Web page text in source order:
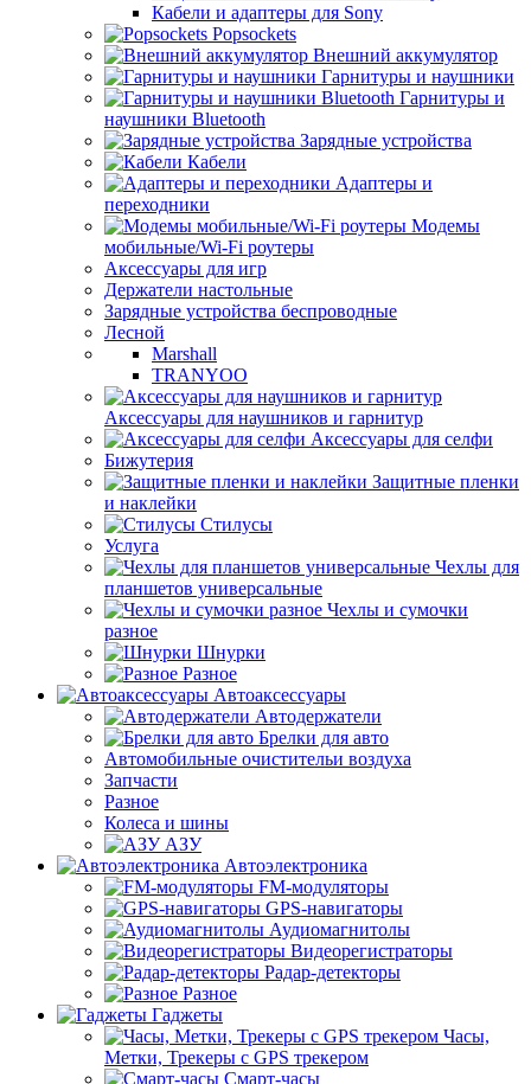
Кабели и адаптеры для Sony
Popsockets
Внешний аккумулятор
Гарнитуры и наушники
Гарнитуры и
наушники Bluetooth
Зарядные устройства
Кабели
Адаптеры и
переходники
Модемы
мобильные/Wi-Fi роутеры
Аксессуары для игр
Держатели настольные
Зарядные устройства беспроводные
Лесной
Marshall
TRANYOO
Аксессуары для наушников и гарнитур
Аксессуары для селфи
Бижутерия
Защитные пленки
и наклейки
Стилусы
Услуга
Чехлы для
планшетов универсальные
Чехлы и сумочки
разное
Шнурки
Разное
Автоаксессуары
Автодержатели
Брелки для авто
Автомобильные очистительи воздуха
Запчасти
Разное
Колеса и шины
АЗУ
Автоэлектроника
FM-модуляторы
GPS-навигаторы
Аудиомагнитолы
Видеорегистраторы
Радар-детекторы
Разное
Гаджеты
Часы,
Метки, Трекеры с GPS трекером
Смарт-часы